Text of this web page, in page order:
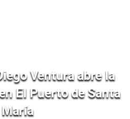
Ventura abre la
El Puerto de Santa
María